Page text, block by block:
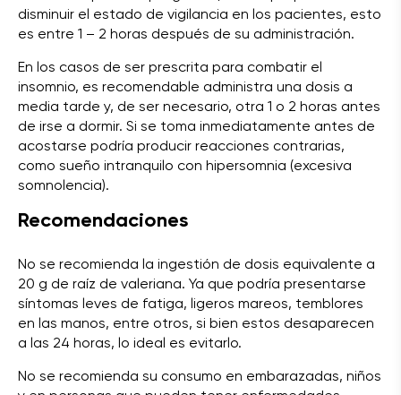
disminuir el estado de vigilancia en los pacientes, esto
es entre 1 – 2 horas después de su administración.
En los casos de ser prescrita para combatir el
insomnio, es recomendable administra una dosis a
media tarde y, de ser necesario, otra 1 o 2 horas antes
de irse a dormir. Si se toma inmediatamente antes de
acostarse podría producir reacciones contrarias,
como sueño intranquilo con hipersomnia (excesiva
somnolencia).
Recomendaciones
No se recomienda la ingestión de dosis equivalente a
20 g de raíz de valeriana. Ya que podría presentarse
síntomas leves de fatiga, ligeros mareos, temblores
en las manos, entre otros, si bien estos desaparecen
a las 24 horas, lo ideal es evitarlo.
No se recomienda su consumo en embarazadas, niños